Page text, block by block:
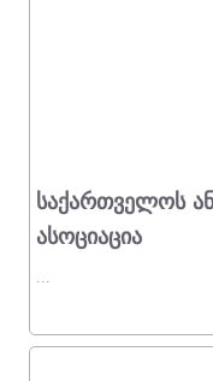
Საქართველოს
Ასოციაცია
...